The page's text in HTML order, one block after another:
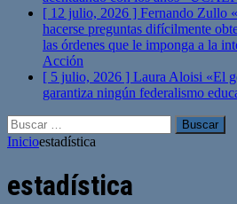
[ 12 julio, 2026 ] Fernando Zullo
hacerse preguntas difícilmente
las órdenes que le imponga a la
Acción
[ 5 julio, 2026 ] Laura Aloisi «El
garantiza ningún federalismo
Buscar:
Inicioestadística
estadística